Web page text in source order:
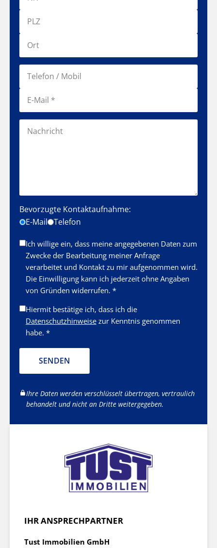
Bevorzugte Kontaktaufnahme:
E-Mail
Telefon
Ich willige ein, dass meine angegebenen Daten zum
Zwecke der Bearbeitung meiner Anfrage
verarbeitet und Kontakt zu mir aufgenommen wird.
Die Einwilligung kann ich jederzeit ohne Angaben
von Gründen widerrufen. *
Hiermit bestätige ich, dass ich die
Datenschutzhinweise zur Kenntnis genommen
habe. *
SENDEN
Ihre Daten werden verschlüsselt übertragen, vertraulich
behandelt und nicht an Dritte weitergegeben.
IHR ANSPRECHPARTNER
Tust Immobilien GmbH